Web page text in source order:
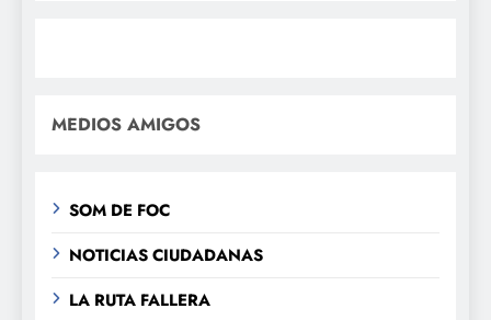
MEDIOS AMIGOS
SOM DE FOC
NOTICIAS CIUDADANAS
LA RUTA FALLERA